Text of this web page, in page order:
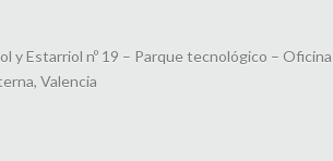
y Estarriol nº 19 – Parque tecnológico – Oficina
Valencia